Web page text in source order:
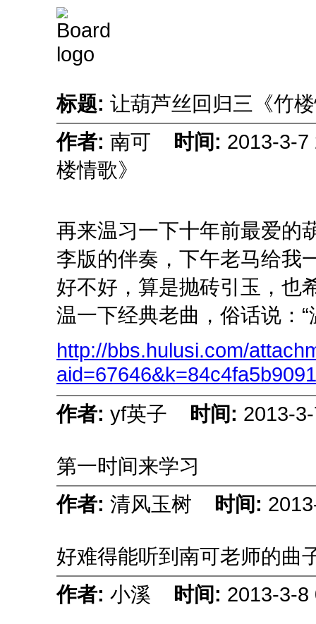
标题: 让葫芦丝回归三《竹
作者: 南可 时间: 2013-
楼情歌》
再来温习一下十年前最爱的
李版的伴奏，下午老马给我
好不好，算是抛砖引玉，也
温一下经典老曲，俗话说：“
http://bbs.hulusi.com/
作者: yf英子 时间: 2013-
第一时间来学习
作者: 清风玉树 时间:
好难得能听到南可老师的曲
作者: 小溪 时间: 2013-3-8